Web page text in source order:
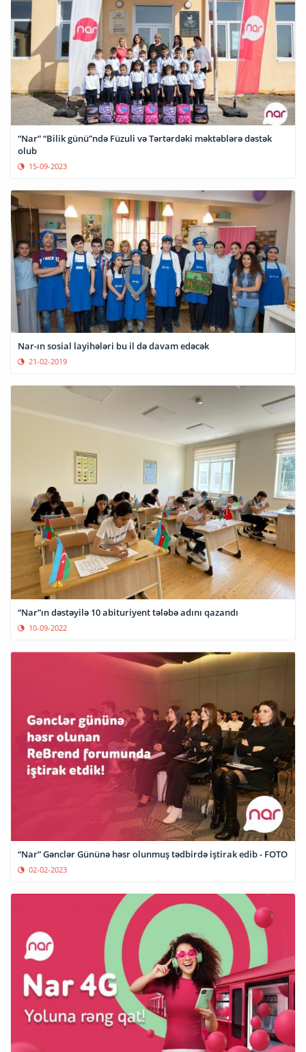
“Nar” “Bilik günü”ndə Füzuli və Tərtərdəki məktəblərə dəstək
olub
15-09-2023
Nar-ın sosial layihələri bu il də davam edəcək
21-02-2019
“Nar”ın dəstəyilə 10 abituriyent tələbə adını qazandı
10-09-2022
“Nar” Gənclər Gününə həsr olunmuş tədbirdə iştirak edib - FOTO
02-02-2023